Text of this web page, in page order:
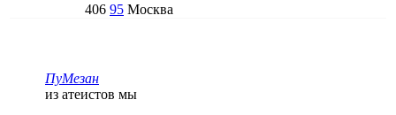
406 95 Москва
ПуМезан
из атеистов мы